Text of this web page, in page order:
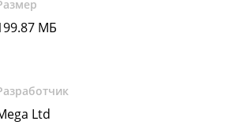
МБ
Ltd